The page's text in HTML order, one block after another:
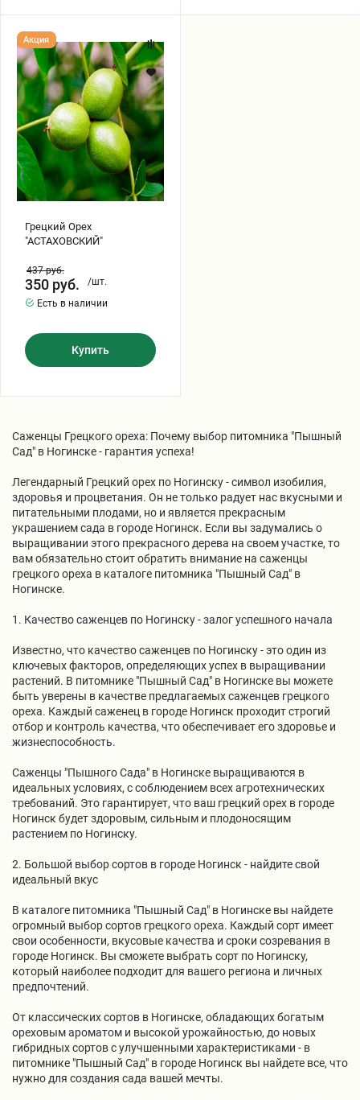
Грецкий
Орех
"АСТАХОВСКИЙ"
Грецкий Орех
"АСТАХОВСКИЙ"
Акция
437руб.
350 руб.
/шт.
Есть в наличии
Купить
Саженцы Грецкого ореха: Почему выбор питомника "Пышный
Сад" в Ногинске - гарантия успеха!
Легендарный Грецкий орех по Ногинску - символ изобилия,
здоровья и процветания. Он не только радует нас вкусными и
питательными плодами, но и является прекрасным
украшением сада в городе Ногинск. Если вы задумались о
выращивании этого прекрасного дерева на своем участке, то
вам обязательно стоит обратить внимание на саженцы
грецкого ореха в каталоге питомника "Пышный Сад" в
Ногинске.
1. Качество саженцев по Ногинску - залог успешного начала
Известно, что качество саженцев по Ногинску - это один из
ключевых факторов, определяющих успех в выращивании
растений. В питомнике "Пышный Сад" в Ногинске вы можете
быть уверены в качестве предлагаемых саженцев грецкого
ореха. Каждый саженец в городе Ногинск проходит строгий
отбор и контроль качества, что обеспечивает его здоровье и
жизнеспособность.
Саженцы "Пышного Сада" в Ногинске выращиваются в
идеальных условиях, с соблюдением всех агротехнических
требований. Это гарантирует, что ваш грецкий орех в городе
Ногинск будет здоровым, сильным и плодоносящим
растением по Ногинску.
2. Большой выбор сортов в городе Ногинск - найдите свой
идеальный вкус
В каталоге питомника "Пышный Сад" в Ногинске вы найдете
огромный выбор сортов грецкого ореха. Каждый сорт имеет
свои особенности, вкусовые качества и сроки созревания в
городе Ногинск. Вы сможете выбрать сорт по Ногинску,
который наиболее подходит для вашего региона и личных
предпочтений.
От классических сортов в Ногинске, обладающих богатым
ореховым ароматом и высокой урожайностью, до новых
гибридных сортов с улучшенными характеристиками - в
питомнике "Пышный Сад" в городе Ногинск вы найдете все, что
нужно для создания сада вашей мечты.